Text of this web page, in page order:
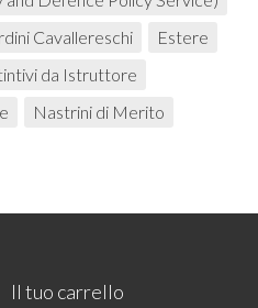
Cavallereschi
Estere
da Istruttore
Nastrini di Merito
Il tuo carrello